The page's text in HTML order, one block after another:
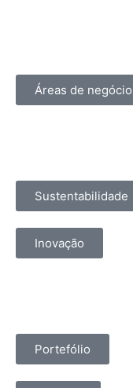
Áreas de negócio
Sustentabilidade
Inovação
Portefólio